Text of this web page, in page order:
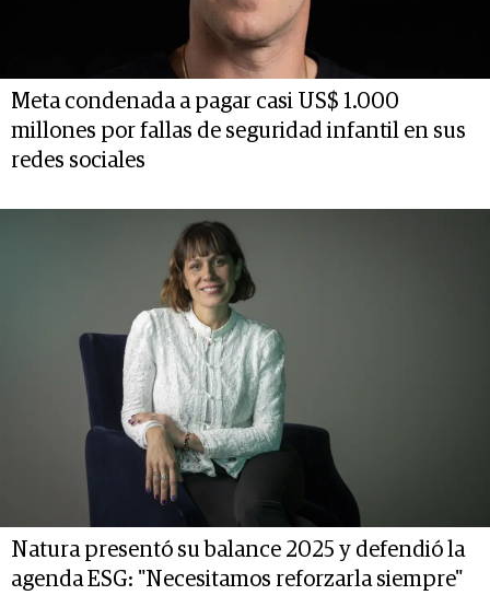
Meta condenada a pagar casi US$ 1.000
millones por fallas de seguridad infantil en sus
redes sociales
Natura presentó su balance 2025 y defendió la
agenda ESG: "Necesitamos reforzarla siempre"